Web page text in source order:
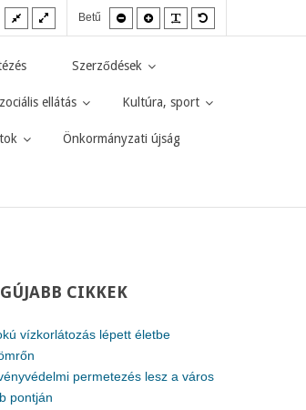
Fix
elrendezés
Széles
elrendezés
Betű
Kisebb
betűméret
Nagyobb
betűméret
Szerződések
ellátás Kultúra, sport
Önkormányzati újság
CIKKEK
vízkorlátozás lépett életbe
permetezés lesz a város
pontján